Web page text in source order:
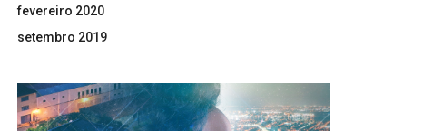
fevereiro 2020
setembro 2019